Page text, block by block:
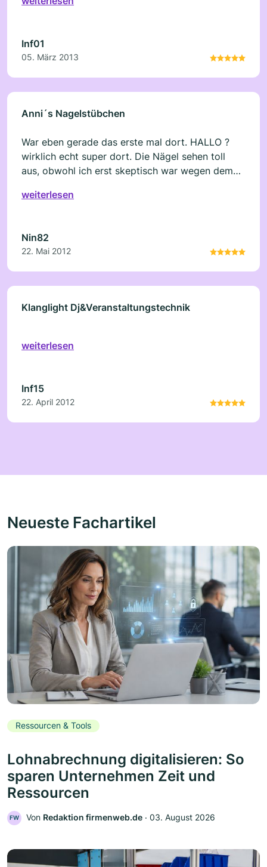
Inf01
05. März 2013
Anni´s Nagelstübchen
War eben gerade das erste mal dort. HALLO ?
wirklich echt super dort. Die Nägel sehen toll
aus, obwohl ich erst skeptisch war wegen dem
nicht so dick. GUT DAS ICH DAS NAGELSTUDIO
weiterlesen
Nin82
22. Mai 2012
Klanglight Dj&Veranstaltungstechnik
weiterlesen
Inf15
22. April 2012
Neueste Fachartikel
Ressourcen & Tools
Lohnabrechnung digitalisieren: So
sparen Unternehmen Zeit und
Ressourcen
FW Von Redaktion firmenweb.de ‧ 03. August 2026